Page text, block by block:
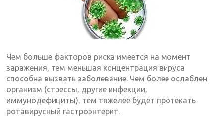
Чем больше факторов риска имеется на момент
заражения, тем меньшая концентрация вируса
способна вызвать заболевание. Чем более ослаблен
организм (стрессы, другие инфекции,
иммунодефициты), тем тяжелее будет протекать
ротавирусный гастроэнтерит.